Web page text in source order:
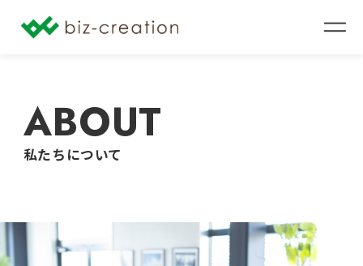
ABOUT
私たちについて